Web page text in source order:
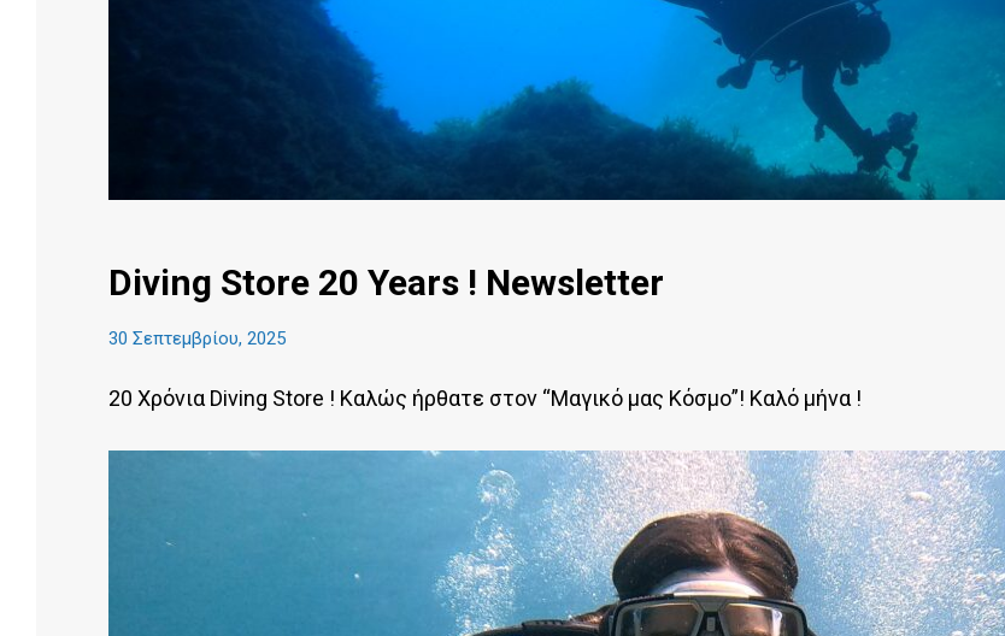
Diving Store 20 Years ! Newsletter
30 Σεπτεμβρίου, 2025
20 Χρόνια Diving Store ! Καλώς ήρθατε στον “Μαγικό μας Κόσμο”! Καλό μήνα !